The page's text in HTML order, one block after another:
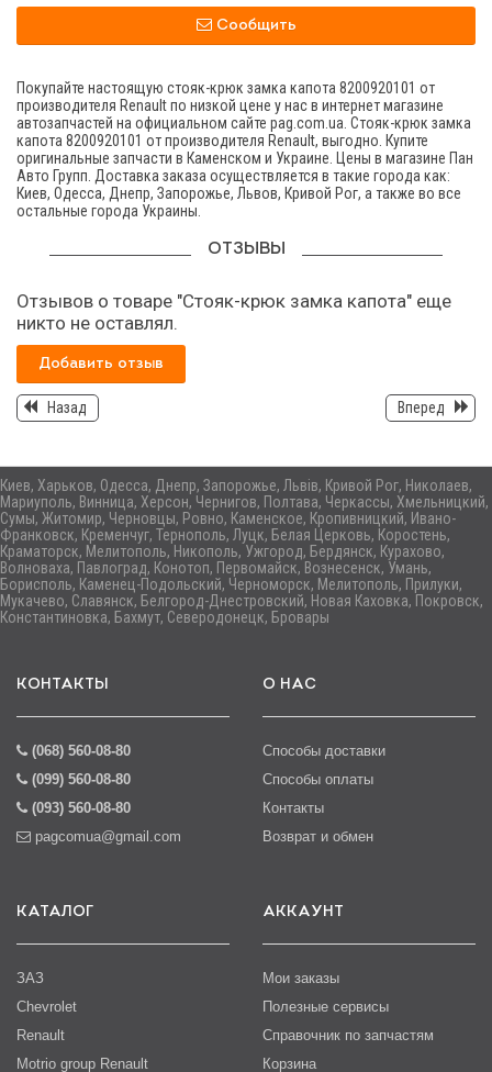
Сообщить
Покупайте настоящую стояк-крюк замка капота 8200920101 от
производителя Renault по низкой цене у нас в интернет магазине
автозапчастей на официальном сайте pag.com.ua. Стояк-крюк замка
капота 8200920101 от производителя Renault, выгодно. Купите
оригинальные запчасти в Каменском и Украине. Цены в магазине Пан
Авто Групп. Доставка заказа осуществляется в такие города как:
Киев, Одесса, Днепр, Запорожье, Львов, Кривой Рог, а также во все
остальные города Украины.
ОТЗЫВЫ
Отзывов о товаре "Стояк-крюк замка капота" еще
никто не оставлял.
Добавить отзыв
Назад Вперед
Киев, Харьков, Одесса, Днепр, Запорожье, Львів, Кривой Рог, Николаев,
Мариуполь, Винница, Херсон, Чернигов, Полтава, Черкассы, Хмельницкий,
Сумы, Житомир, Черновцы, Ровно, Каменское, Кропивницкий, Ивано-
Франковск, Кременчуг, Тернополь, Луцк, Белая Церковь, Коростень,
Краматорск, Мелитополь, Никополь, Ужгород, Бердянск, Курахово,
Волноваха, Павлоград, Конотоп, Первомайск, Вознесенск, Умань,
Борисполь, Каменец-Подольский, Черноморск, Мелитополь, Прилуки,
Мукачево, Славянск, Белгород-Днестровский, Новая Каховка, Покровск,
Константиновка, Бахмут, Северодонецк, Бровары
КОНТАКТЫ
(068) 560-08-80
(099) 560-08-80
(093) 560-08-80
pagcomua@gmail.com
О НАС
Способы доставки
Способы оплаты
Контакты
Возврат и обмен
КАТАЛОГ
ЗАЗ
Chevrolet
Renault
Motrio group Renault
АККАУНТ
Мои заказы
Полезные сервисы
Справочник по запчастям
Корзина